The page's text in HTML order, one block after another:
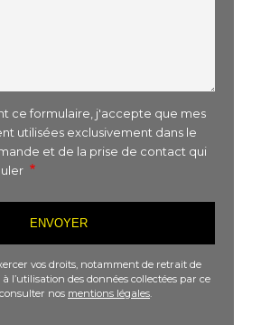
ce formulaire, j'accepte que mes
utilisées exclusivement dans le
et de la prise de contact qui
vos droits, notamment de retrait de
l’utilisation des données collectées par ce
nos mentions légales